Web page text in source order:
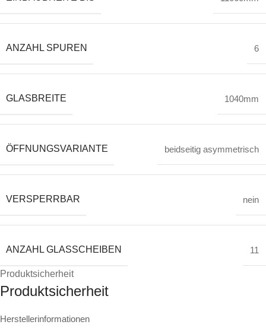
ANZAHL SPUREN 6
GLASBREITE 1040mm
ÖFFNUNGSVARIANTE beidseitig asymmetrisch
VERSPERRBAR nein
ANZAHL GLASSCHEIBEN 11
Produktsicherheit
Produktsicherheit
Herstellerinformationen